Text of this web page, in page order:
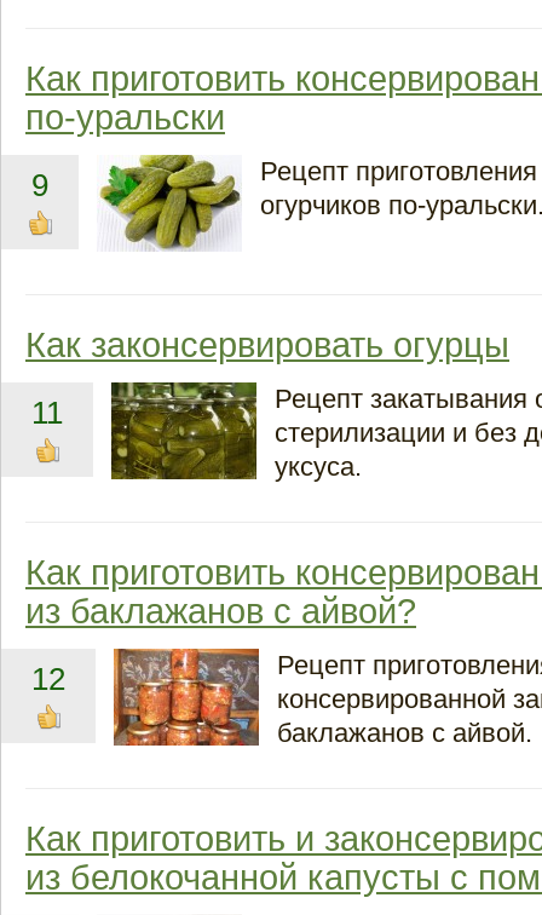
Как приготовить
по-уральски
9
Рецепт
огурчиков по-
Как законсервировать огурцы
11
Рецепт закатывания
стерилизации и без
уксуса.
Как приготовить
из баклажанов с айвой?
12
Рецепт
консервированной
баклажанов с айвой.
Как приготовить и
из белокочанной капусты с